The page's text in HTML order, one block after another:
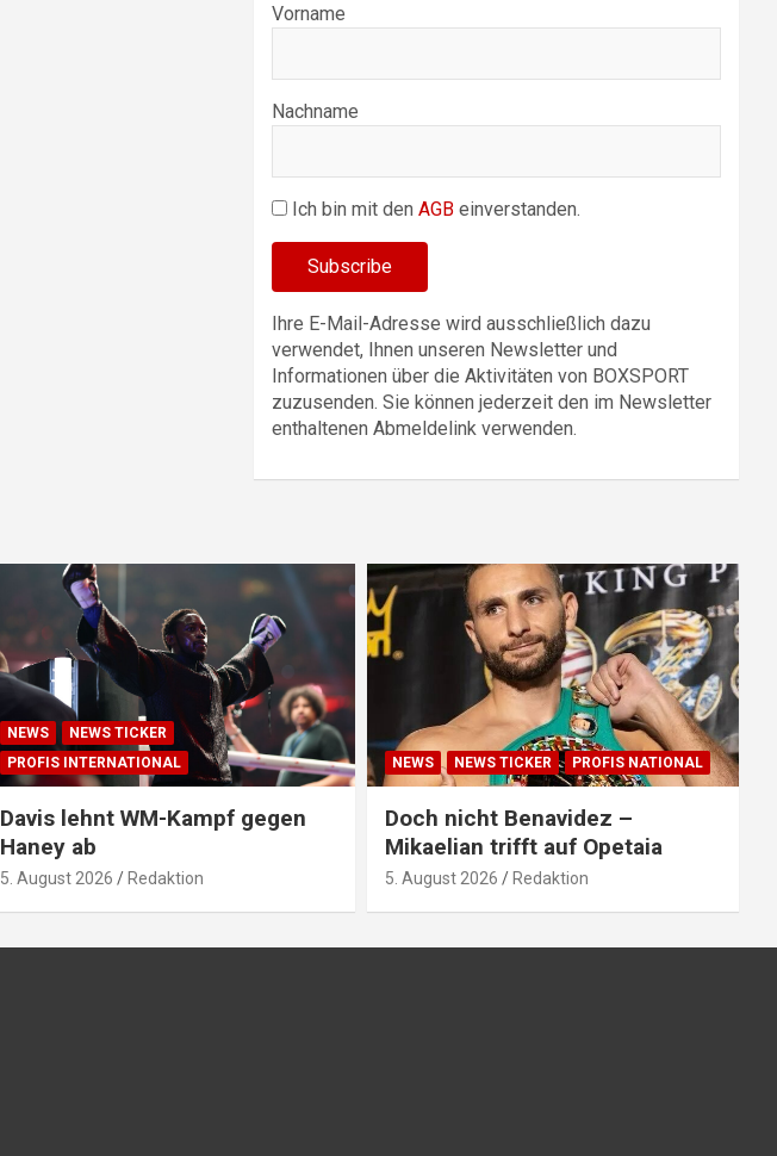
Vorname
Nachname
Ich bin mit denAGB einverstanden.
Ihre E-Mail-Adresse wird ausschließlich dazu
verwendet, Ihnen unseren Newsletter und
Informationen über die Aktivitäten von BOXSPORT
zuzusenden. Sie können jederzeit den im Newsletter
enthaltenen Abmeldelink verwenden.
NEWS
NEWS TICKER
PROFIS INTERNATIONAL
Davis lehnt WM-Kampf gegen
Haney ab
5. August 2026 Redaktion
NEWS NEWS TICKER PROFIS NATIONAL
Doch nicht Benavidez –
Mikaelian trifft auf Opetaia
5. August 2026 Redaktion